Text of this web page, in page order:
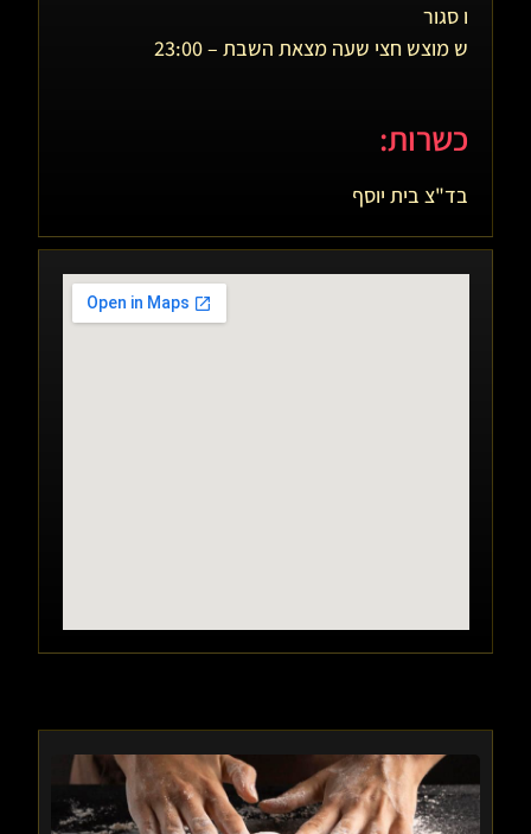
ו סגור
ש מוצש חצי שעה מצאת השבת – 23:00
כשרות:
בד"צ בית יוסף